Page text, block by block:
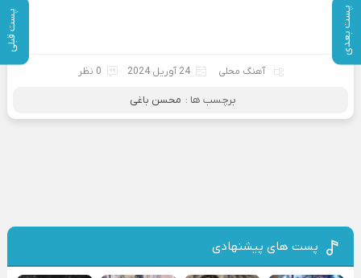
پست بعدی پست قبلی
آهنگ محلی 24 آوریل 2024 0 نظر
برچسب ها : محسن باغی
پست های پیشنهادی